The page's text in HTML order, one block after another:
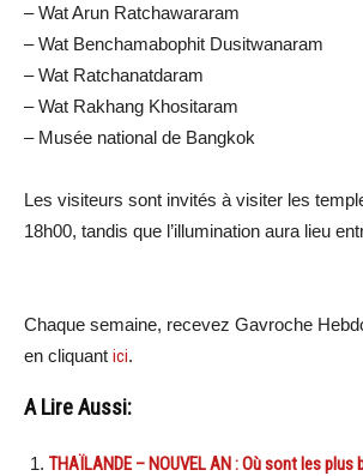
– Wat Arun Ratchawararam
– Wat Benchamabophit Dusitwanaram
– Wat Ratchanatdaram
– Wat Rakhang Khositaram
– Musée national de Bangkok
Les visiteurs sont invités à visiter les
18h00, tandis que l’illumination aura lieu
Chaque semaine, recevez Gavroche
en cliquant ici.
A Lire Aussi:
THAÏLANDE – NOUVEL AN : Où sont les